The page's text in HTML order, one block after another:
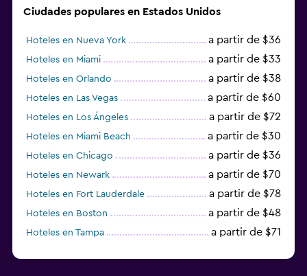
Ciudades populares en Estados Unidos
Hoteles en Nueva York a partir de $36
Hoteles en Miami a partir de $33
Hoteles en Orlando a partir de $38
Hoteles en Las Vegas a partir de $60
Hoteles en Los Ángeles a partir de $72
Hoteles en Miami Beach a partir de $30
Hoteles en Chicago a partir de $36
Hoteles en Newark a partir de $70
Hoteles en Fort Lauderdale a partir de $78
Hoteles en Boston a partir de $48
Hoteles en Tampa a partir de $71